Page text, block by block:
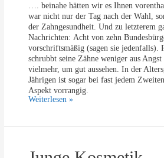
d
M
a
y
b
e
l
l
i
n
t
,
w
e
n
i
g
e
r
…. beinahe hätten wir es Ihnen
war nicht nur der Tag nach der Wahl,
der Zahngesundheit. Und zu letzterem
Nachrichten: Acht von zehn
vorschriftsmäßig (sagen sie jedenfalls).
schrubbt seine Zähne weniger aus
vielmehr, um gut aussehen. In der
Jährigen ist sogar bei fast jedem
Aspekt vorrangig.
W
e
Weiterlesen »